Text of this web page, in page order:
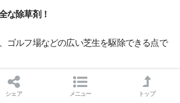
な除草剤！
ゴルフ場などの広い芝生を駆除できる点で
両方の効果を併せ持っており、綺麗かつ長
シェア メニュー トップ